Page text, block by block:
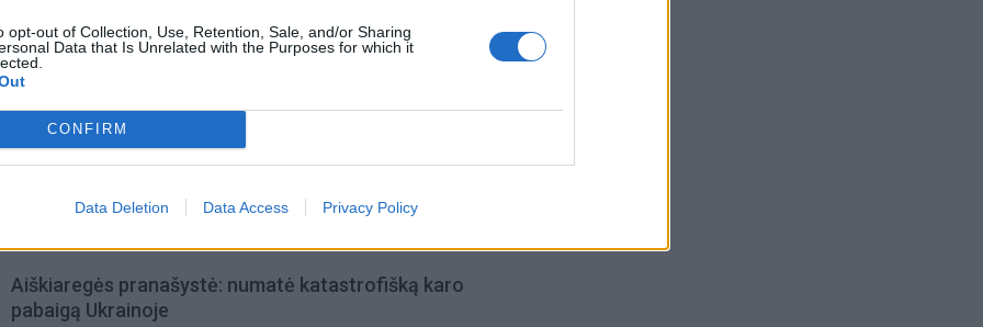
opt-out of Collection, Use, Retention, Sale, and/or Sharing
Data that Is Unrelated with the Purposes for which it
CONFIRM
Data Deletion Data Access Privacy Policy
Aiškiaregės pranašystė: numatė katastrofišką karo
pabaigą Ukrainoje